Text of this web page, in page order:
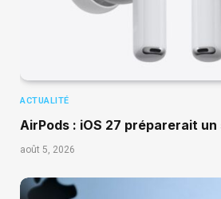
ACTUALITÉ
AirPods : iOS 27 préparerait
août 5, 2026